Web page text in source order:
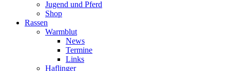
Jugend und Pferd
Shop
Rassen
Warmblut
News
Termine
Links
Haflinger